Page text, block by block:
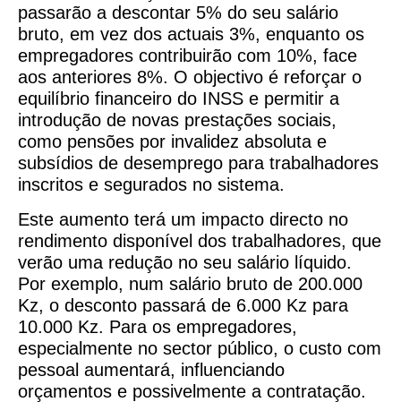
passarão a descontar 5% do seu salário
bruto, em vez dos actuais 3%, enquanto os
empregadores contribuirão com 10%, face
aos anteriores 8%. O objectivo é reforçar o
equilíbrio financeiro do INSS e permitir a
introdução de novas prestações sociais,
como pensões por invalidez absoluta e
subsídios de desemprego para trabalhadores
inscritos e segurados no sistema.
Este aumento terá um impacto directo no
rendimento disponível dos trabalhadores, que
verão uma redução no seu salário líquido.
Por exemplo, num salário bruto de 200.000
Kz, o desconto passará de 6.000 Kz para
10.000 Kz. Para os empregadores,
especialmente no sector público, o custo com
pessoal aumentará, influenciando
orçamentos e possivelmente a contratação.